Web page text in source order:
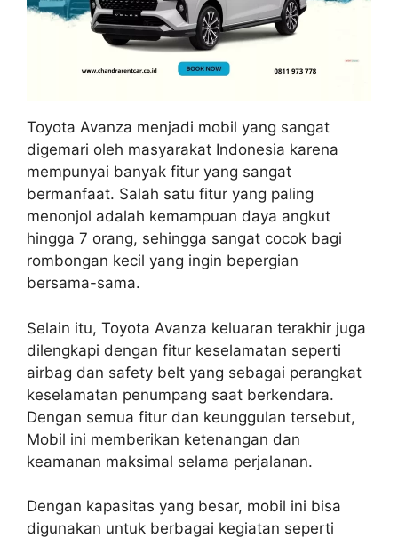
Toyota Avanza menjadi mobil yang sangat
digemari oleh masyarakat Indonesia karena
mempunyai banyak fitur yang sangat
bermanfaat. Salah satu fitur yang paling
menonjol adalah kemampuan daya angkut
hingga 7 orang, sehingga sangat cocok bagi
rombongan kecil yang ingin bepergian
bersama-sama.
Selain itu, Toyota Avanza keluaran terakhir juga
dilengkapi dengan fitur keselamatan seperti
airbag dan safety belt yang sebagai perangkat
keselamatan penumpang saat berkendara.
Dengan semua fitur dan keunggulan tersebut,
Mobil ini memberikan ketenangan dan
keamanan maksimal selama perjalanan.
Dengan kapasitas yang besar, mobil ini bisa
digunakan untuk berbagai kegiatan seperti